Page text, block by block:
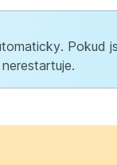
Pokud